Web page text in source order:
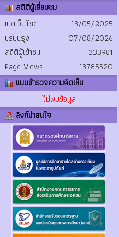
สถิติผู้เยี่ยมชม
เปิดเว็บไซต์
13/05/2025
ปรับปรุง
07/08/2026
สถิติผู้เข้าชม
333981
Page Views
13785520
แบบสำรวจความคิดเห็น
ไม่พบข้อมูล
ลิงก์น่าสนใจ